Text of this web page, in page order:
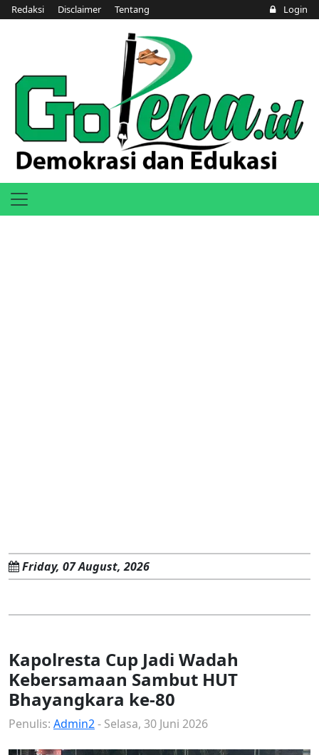
Redaksi Disclaimer Tentang Login
Friday, 07 August, 2026
Kapolresta Cup Jadi Wadah
Kebersamaan Sambut HUT
Bhayangkara ke-80
Penulis: Admin2- Selasa, 30 Juni 2026